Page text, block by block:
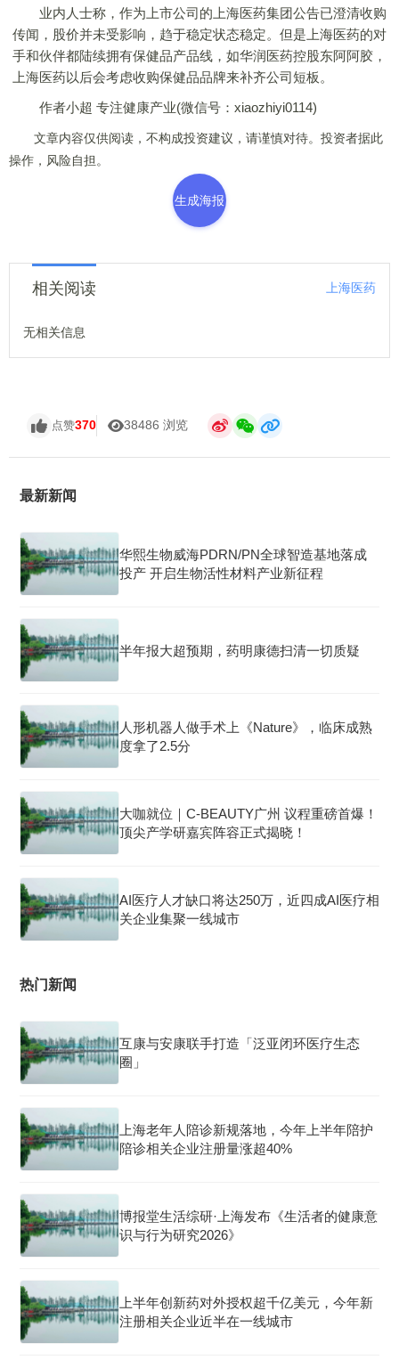
业内人士称，作为上市公司的上海医药集团公告已澄清收购
传闻，股价并未受影响，趋于稳定状态稳定。但是上海医药的对
手和伙伴都陆续拥有保健品产品线，如华润医药控股东阿阿胶，
上海医药以后会考虑收购保健品品牌来补齐公司短板。
作者小超 专注健康产业(微信号：xiaozhiyi0114)
文章内容仅供阅读，不构成投资建议，请谨慎对待。投资者据此
操作，风险自担。
生成海报
相关阅读 上海医药
无相关信息
点赞370 38486 浏览
最新新闻
华熙生物威海PDRN/PN全球智造基地落成
投产 开启生物活性材料产业新征程
半年报大超预期，药明康德扫清一切质疑
人形机器人做手术上《Nature》，临床成熟
度拿了2.5分
大咖就位｜C-BEAUTY广州 议程重磅首爆！
顶尖产学研嘉宾阵容正式揭晓！
AI医疗人才缺口将达250万，近四成AI医疗相
关企业集聚一线城市
热门新闻
互康与安康联手打造「泛亚闭环医疗生态
圈」
上海老年人陪诊新规落地，今年上半年陪护
陪诊相关企业注册量涨超40%
博报堂生活综研·上海发布《生活者的健康意
识与行为研究2026》
上半年创新药对外授权超千亿美元，今年新
注册相关企业近半在一线城市